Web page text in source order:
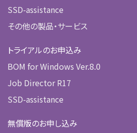
SSD-assistance
その他の製品・サービス
トライアルのお申込み
BOM for Windows Ver.8.0
Job Director R17
SSD-assistance
無償版のお申し込み